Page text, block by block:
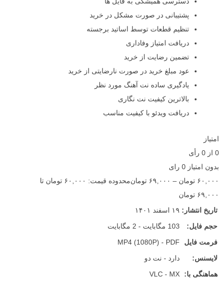
پشتیبانی در صورت مشکل در خرید
تنظیم قطعات توسط اساتید برجسته
دریافت امتیاز وفاداری
تضمین رضایت از خرید
عود مبلغ خرید در صورت نارضایتی از خرید
یادگیری ساده نت آهنگ مورد نظر
بالاترین کیفیت نت نگاری
دریافت ویدئو با کیفیت مناسب
امتیاز
0 از 0 رأی
بدون امتیاز 0 رای
۶۰,۰۰۰ تومان – ۶۹,۰۰۰ تومان
محدوده قیمت: ۶۰,۰۰۰ تومان تا
۶۹,۰۰۰ تومان
تاریخ انتشار: ۱۹ اسفند ۱۴۰۱
حجم فایل:
103 مگابایت - 2 مگابایت
فرمت فایل
MP4 (1080P) - PDF
لایسنس:
دارد - نت دو
هماهنگی با:
VLC - MX